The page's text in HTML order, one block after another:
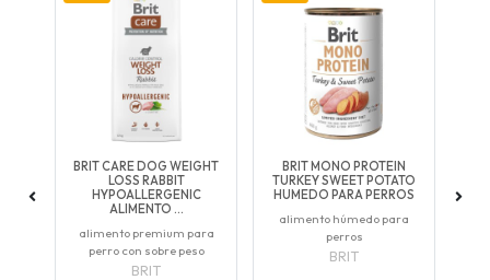
BRIT CARE DOG WEIGHT
LOSS RABBIT
HYPOALLERGENIC
ALIMENTO ...
alimento premium para
perro con sobre peso
BRIT
BRIT MONO PROTEIN
TURKEY SWEET POTATO
HUMEDO PARA PERROS
alimento húmedo para
perros
BRIT